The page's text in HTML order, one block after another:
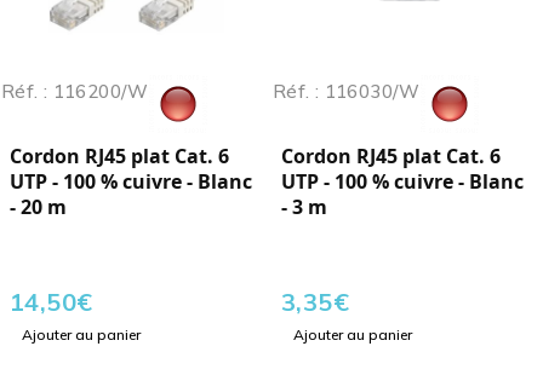
Réf. : 116200/W
Cordon RJ45 plat Cat. 6
UTP - 100 % cuivre - Blanc
- 20 m
14,50€
Ajouter au panier
Réf. : 116030/W
Cordon RJ45 plat Cat. 6
UTP - 100 % cuivre - Blanc
- 3 m
3,35€
Ajouter au panier